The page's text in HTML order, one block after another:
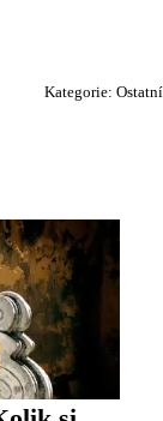
Kategorie: Ostatní